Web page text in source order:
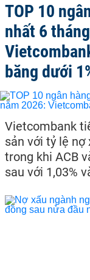
TOP 10
nhất 6
băng dưới
Vietcombank
sản với tỷ lệ nợ
trong khi ACB
sau với 1,03%